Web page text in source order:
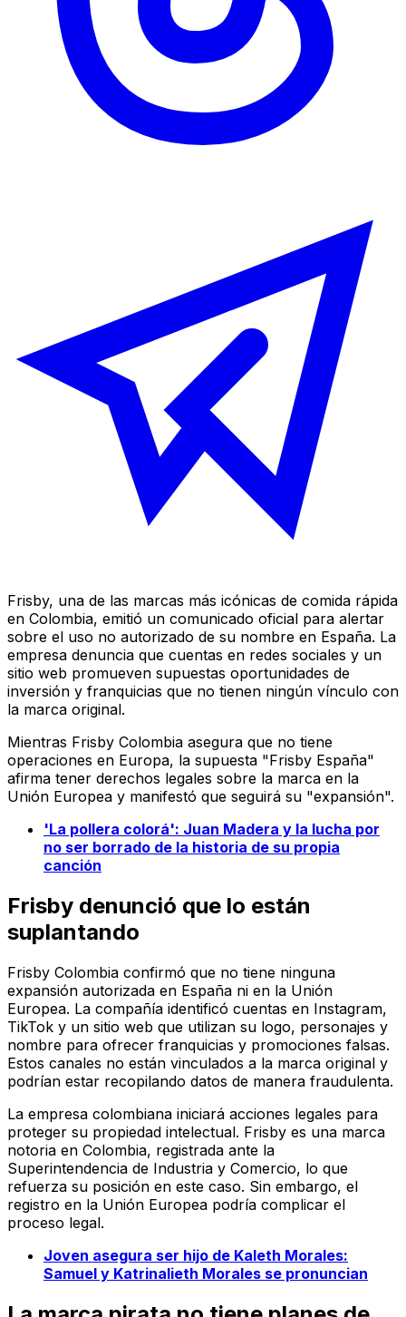
Frisby, una de las marcas más icónicas de comida rápida
en Colombia, emitió un comunicado oficial para alertar
sobre el uso no autorizado de su nombre en España. La
empresa denuncia que cuentas en redes sociales y un
sitio web promueven supuestas oportunidades de
inversión y franquicias que no tienen ningún vínculo con
la marca original.
Mientras Frisby Colombia asegura que no tiene
operaciones en Europa, la supuesta "Frisby España"
afirma tener derechos legales sobre la marca en la
Unión Europea y manifestó que seguirá su "expansión".
'La pollera colorá': Juan Madera y la lucha por
no ser borrado de la historia de su propia
canción
Frisby denunció que lo están
suplantando
Frisby Colombia confirmó que no tiene ninguna
expansión autorizada en España ni en la Unión
Europea. La compañía identificó cuentas en Instagram,
TikTok y un sitio web que utilizan su logo, personajes y
nombre para ofrecer franquicias y promociones falsas.
Estos canales no están vinculados a la marca original y
podrían estar recopilando datos de manera fraudulenta.
La empresa colombiana iniciará acciones legales para
proteger su propiedad intelectual. Frisby es una marca
notoria en Colombia, registrada ante la
Superintendencia de Industria y Comercio, lo que
refuerza su posición en este caso. Sin embargo, el
registro en la Unión Europea podría complicar el
proceso legal.
Joven asegura ser hijo de Kaleth Morales:
Samuel y Katrinalieth Morales se pronuncian